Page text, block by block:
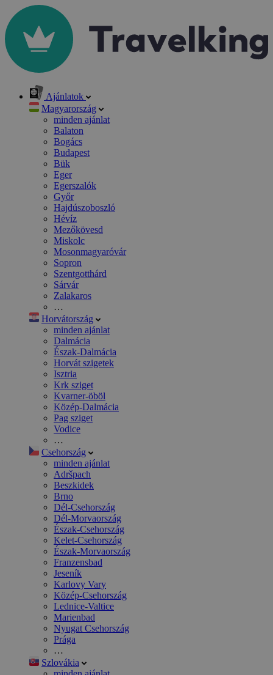
Ajánlatok
Magyarország
minden ajánlat
Balaton
Bogács
Budapest
Bük
Eger
Egerszalók
Győr
Hajdúszoboszló
Hévíz
Mezőkövesd
Miskolc
Mosonmagyaróvár
Sopron
Szentgotthárd
Sárvár
Zalakaros
…
Horvátország
minden ajánlat
Dalmácia
Észak-Dalmácia
Horvát szigetek
Isztria
Krk sziget
Kvarner-öböl
Közép-Dalmácia
Pag sziget
Vodice
…
Csehország
minden ajánlat
Adršpach
Beszkidek
Brno
Dél-Csehország
Dél-Morvaország
Észak-Csehország
Kelet-Csehország
Észak-Morvaország
Franzensbad
Jeseník
Karlovy Vary
Közép-Csehország
Lednice-Valtice
Marienbad
Nyugat Csehország
Prága
…
Szlovákia